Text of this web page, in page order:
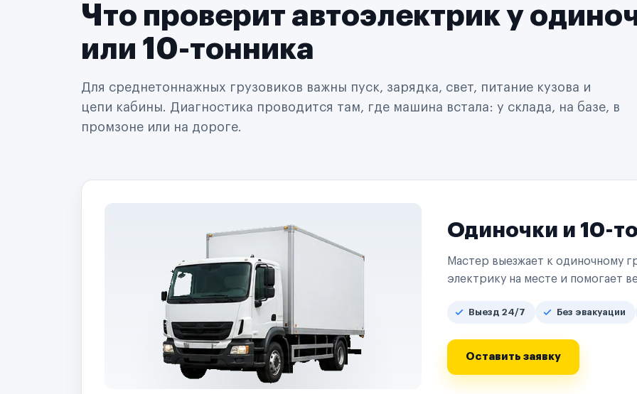
Поставщики запчастей
Строительные компании
Ремонт спецтехники
Управляющие компании
Страховые компании
B2B-дистрибьюторы
Что проверит автоэлектрик у
или 10-тонника
Для среднетоннажных грузовиков важны пуск, зарядка, свет, питание кузова и
цепи кабины. Диагностика проводится там, где машина встала: у склада, на базе, в
промзоне или на дороге.
Одиночки и 10-
Мастер выезжает к одиночному
электрику на месте и помогает
Выезд 24/7 Без эвакуации
Оставить заявку